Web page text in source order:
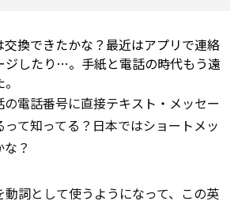
交換できたかな？最近はアプリで連絡
ジしたり…。手紙と電話の時代もう遠
の電話番号に直接テキスト・メッセー
って知ってる？日本ではショートメッ
？
動詞として使うようになって、この英